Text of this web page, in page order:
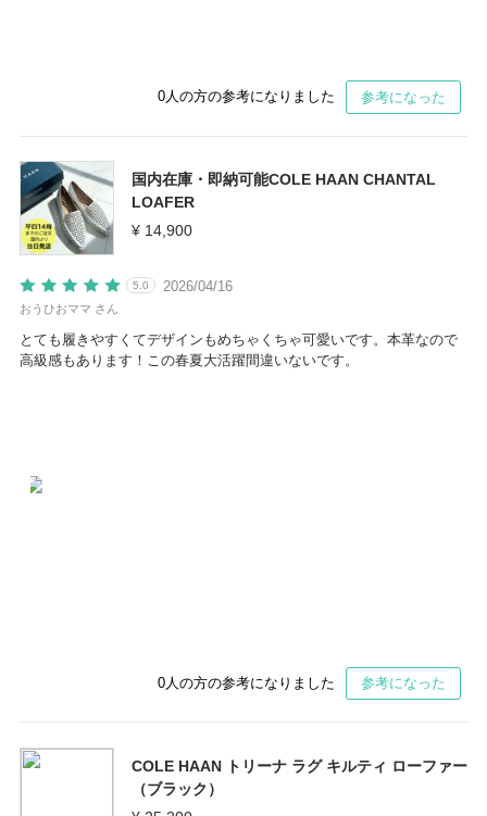
0人の方の参考になりました 参考になった
国内在庫・即納可能COLE HAAN CHANTAL
LOAFER
¥ 14,900
2026/04/16
5.0
おうひおママ さん
とても履きやすくてデザインもめちゃくちゃ可愛いです。本革なので
高級感もあります！この春夏大活躍間違いないです。
0 人の方の参考になりました 参考になった
COLE HAAN トリーナ ラグ キルティ ローファー
（ブラック）